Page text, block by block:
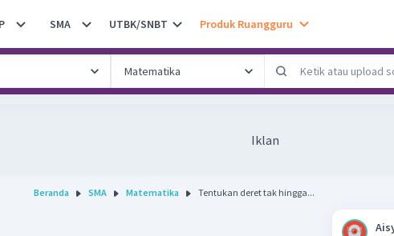
SMA UTBK/SNBT Produk Ruangguru
Iklan
Beranda SMA Matematika Tentukan deret tak hingga...